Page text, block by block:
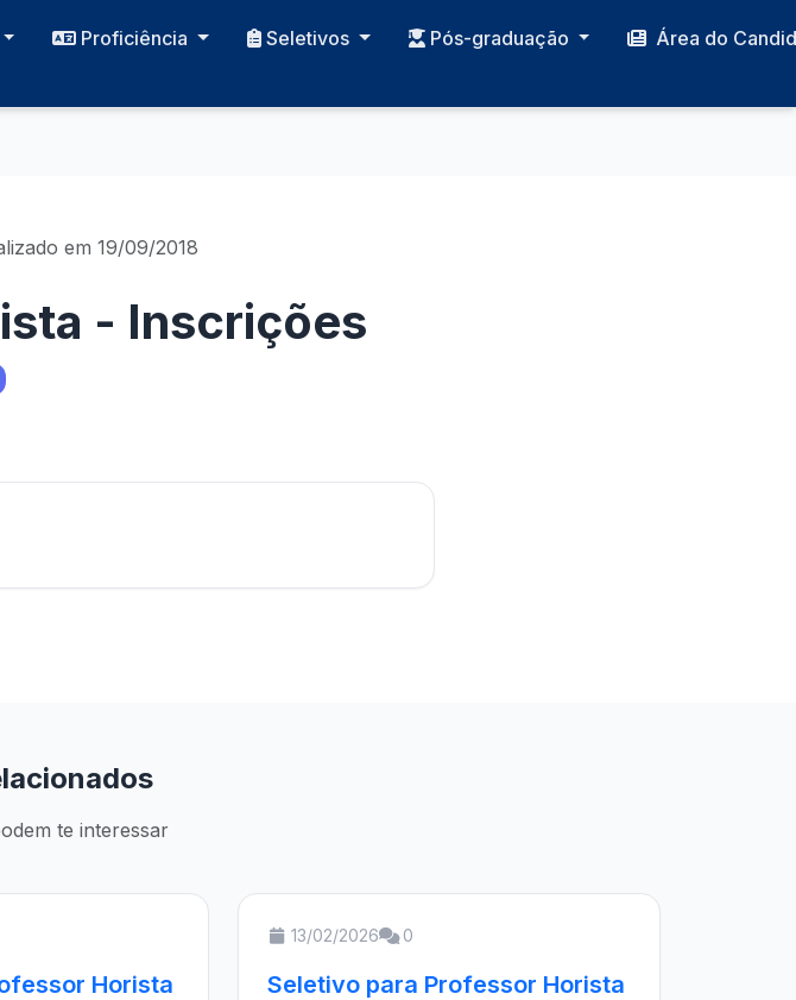
Proficiência Seletivos Pós-graduação Área do
em 19/09/2018
- Inscrições
te interessar
Horista
13/02/2026 0
Seletivo para Professor Horista